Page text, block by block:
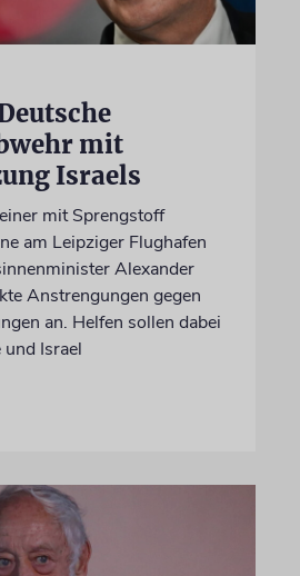
mit
Israels
mit Sprengstoff
am Leipziger Flughafen
Alexander
Anstrengungen gegen
an. Helfen sollen dabei
Israel